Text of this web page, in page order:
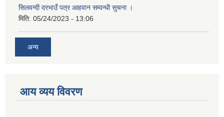
सिलवन्दी दरभाउँ पत्र आहवान सम्वन्धी सुचना ।
मिति: 05/24/2023 - 13:06
अन्य
आय व्यय विवरण